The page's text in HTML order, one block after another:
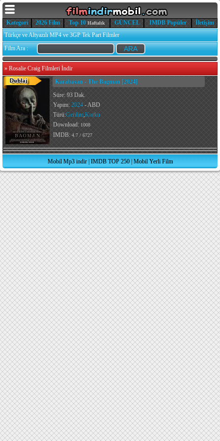
Kategori 2026 Film Top 10 Haftalık GÜNCEL IMDB Popüler
İletişim
Türkçe ve Altyazılı MP4 ve 3GP Tek Part Filmler
Film Ara :
» Rosalie Craig Filmleri İndir
Karabasan - The Bagman [2024]
Süre: 93 Dak.
Yapım: 2024 - ABD
Türü:Gerilim,Korku
Download: 1008
IMDB: 4.7 / 6727
Mobil Mp3 indir| IMDB TOP 250| Mobil Yerli Film